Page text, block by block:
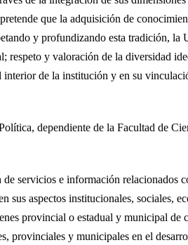
que la adquisición de
y profundizando esta tradición, la
respeto y valoración de la diversidad
de la institución y en su
dependiente de la Facultad de
servicios e información relacionados
sus aspectos institucionales, sociales,
provincial o estadual y municipal de
provinciales y municipales en el